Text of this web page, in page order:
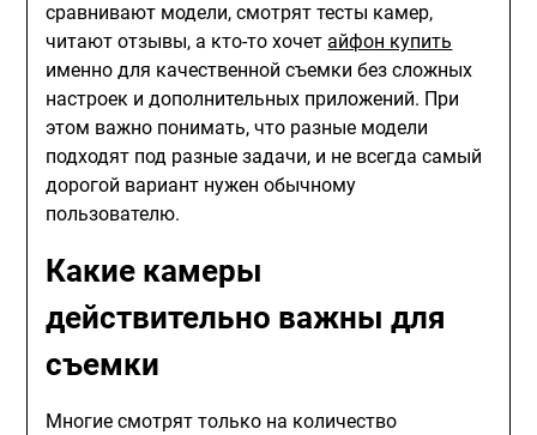
сравнивают модели, смотрят тесты камер,
читают отзывы, а кто-то хочет айфон купить
именно для качественной съемки без сложных
настроек и дополнительных приложений. При
этом важно понимать, что разные модели
подходят под разные задачи, и не всегда самый
дорогой вариант нужен обычному
пользователю.
Какие камеры
действительно важны для
съемки
Многие смотрят только на количество